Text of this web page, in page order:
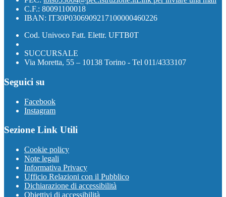
C.F.: 80091100018
IBAN: IT30P0306909217100000460226
Cod. Univoco Fatt. Elettr. UFTB0T
SUCCURSALE
Via Moretta, 55 – 10138 Torino - Tel 011/4333107
Seguici su
Facebook
Instagram
Sezione Link Utili
Cookie policy
Note legali
Informativa Privacy
Ufficio Relazioni con il Pubblico
Dichiarazione di accessibilità
Obiettivi di accessibilità